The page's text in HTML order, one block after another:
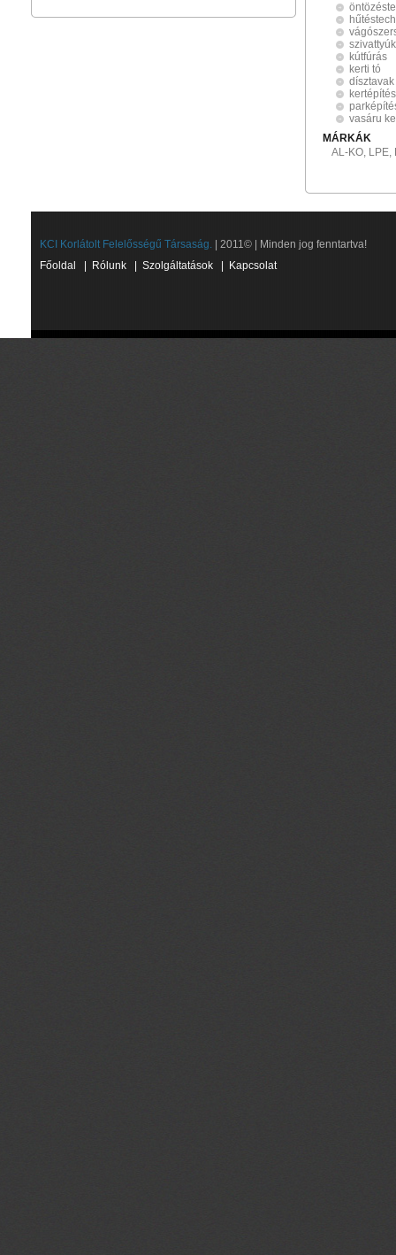
szivattyúk
kútfúrás
kerti tó
dísztavak
kertépítés
vasáru
MÁRKÁK
AL-KO, LPE,
KCI Korlátolt Felelősségű Társaság. | 2011© | Minden jog fenntartva!
Főoldal
Rólunk Szolgáltatások Kapcsolat